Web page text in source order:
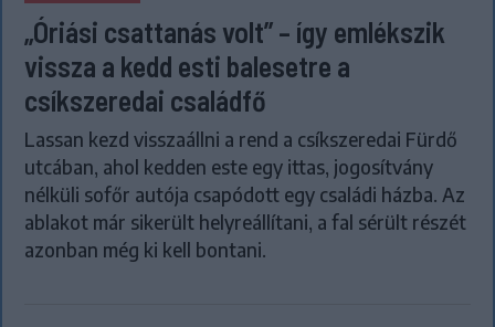
„Óriási csattanás volt” – így emlékszik
vissza a kedd esti balesetre a
csíkszeredai családfő
Lassan kezd visszaállni a rend a csíkszeredai Fürdő
utcában, ahol kedden este egy ittas, jogosítvány
nélküli sofőr autója csapódott egy családi házba. Az
ablakot már sikerült helyreállítani, a fal sérült részét
azonban még ki kell bontani.